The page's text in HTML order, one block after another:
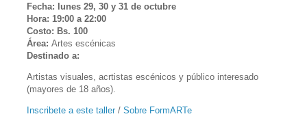
Fecha: lunes 29, 30 y 31 de octubre
Hora: 19:00 a 22:00
Costo: Bs. 100
Área: Artes escénicas
Destinado a:
Artistas visuales, acrtistas escénicos y público interesado
(mayores de 18 años).
Inscribete a este taller / Sobre FormARTe